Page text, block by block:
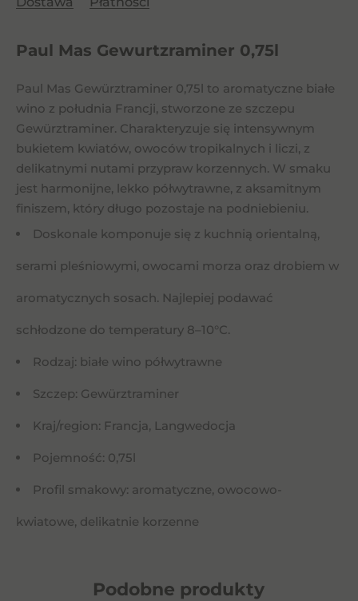
Paul Mas Gewurtzraminer 0,75l
Paul Mas Gewürztraminer 0,75l to aromatyczne białe
wino z południa Francji, stworzone ze szczepu
Gewürztraminer. Charakteryzuje się intensywnym
bukietem kwiatów, owoców tropikalnych i liczi, z
delikatnymi nutami przypraw korzennych. W smaku
jest harmonijne, lekko półwytrawne, z aksamitnym
finiszem, który długo pozostaje na podniebieniu.
Doskonale komponuje się z kuchnią orientalną,
serami pleśniowymi, owocami morza oraz drobiem w
aromatycznych sosach. Najlepiej podawać
schłodzone do temperatury 8–10°C.
Rodzaj: białe wino półwytrawne
Szczep: Gewürztraminer
Kraj/region: Francja, Langwedocja
Pojemność: 0,75l
Profil smakowy: aromatyczne, owocowo-
kwiatowe, delikatnie korzenne
Podobne produkty